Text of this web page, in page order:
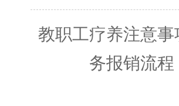
教职工疗养注意事
务报销流程